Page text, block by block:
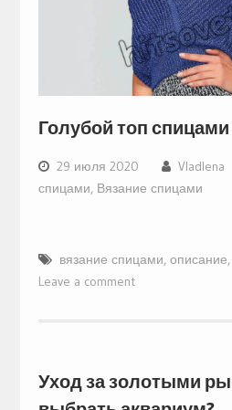
Голубой топ спицами
29 июля 2020 Vladlena
спицами, Вязание спицами
вязание спицами, описание,
Leave a comment
Уход за золотыми